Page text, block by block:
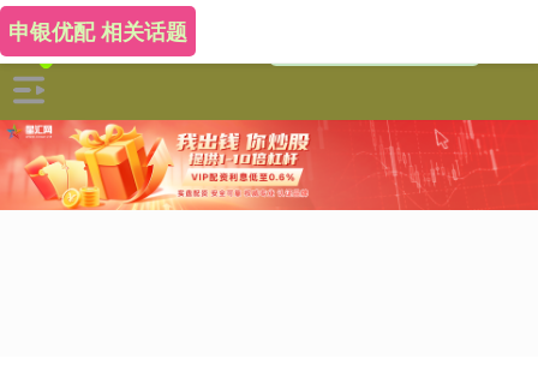
申银优配 相关话题